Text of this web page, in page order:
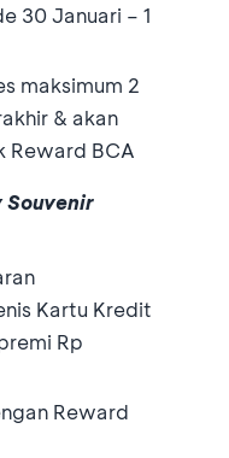
30 Januari – 1
maksimum 2
& akan
Reward BCA
Kartu Kredit
Rp
Reward